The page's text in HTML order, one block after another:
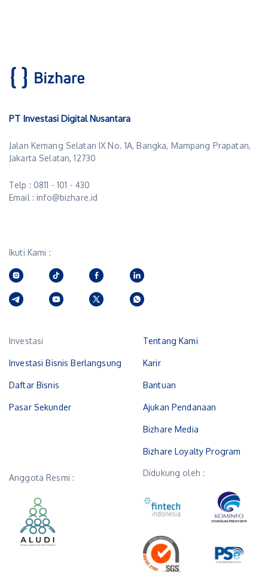
PT Investasi Digital Nusantara
Jalan Kemang Selatan IX No. 1A, Bangka, Mampang Prapatan,
Jakarta Selatan, 12730
Telp : 0811 - 101 - 430
Email : info@bizhare.id
Ikuti Kami :
Investasi
Investasi Bisnis Berlangsung
Daftar Bisnis
Pasar Sekunder
Tentang Kami
Karir
Bantuan
Ajukan Pendanaan
Bizhare Media
Bizhare Loyalty Program
Anggota Resmi : Didukung oleh :